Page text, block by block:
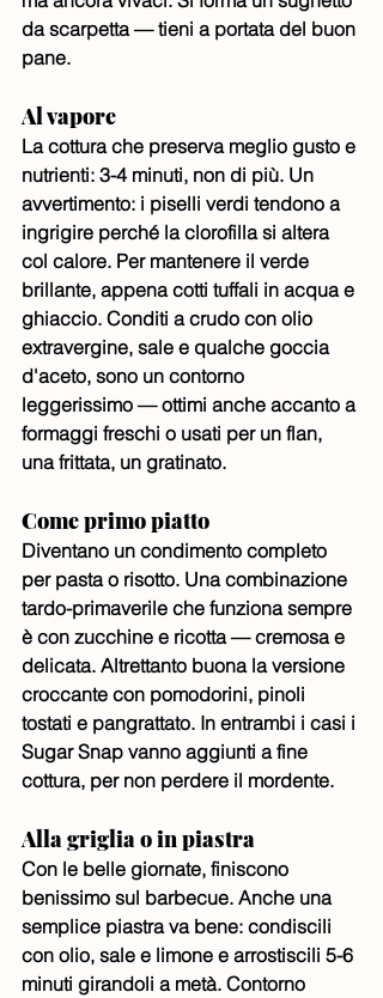
da scarpetta — tieni a portata del buon
pane.
Al vapore
La cottura che preserva meglio gusto e
nutrienti: 3-4 minuti, non di più. Un
avvertimento: i piselli verdi tendono a
ingrigire perché la clorofilla si altera
col calore. Per mantenere il verde
brillante, appena cotti tuffali in acqua e
ghiaccio. Conditi a crudo con olio
extravergine, sale e qualche goccia
d'aceto, sono un contorno
leggerissimo — ottimi anche accanto a
formaggi freschi o usati per un flan,
una frittata, un gratinato.
Come primo piatto
Diventano un condimento completo
per pasta o risotto. Una combinazione
tardo-primaverile che funziona sempre
è con zucchine e ricotta — cremosa e
delicata. Altrettanto buona la versione
croccante con pomodorini, pinoli
tostati e pangrattato. In entrambi i casi i
Sugar Snap vanno aggiunti a fine
cottura, per non perdere il mordente.
Alla griglia o in piastra
Con le belle giornate, finiscono
benissimo sul barbecue. Anche una
semplice piastra va bene: condiscili
con olio, sale e limone e arrostiscili 5-6
minuti girandoli a metà. Contorno